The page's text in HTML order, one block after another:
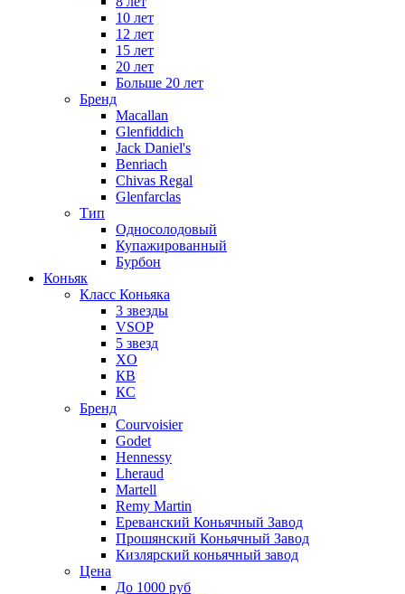
10 лет
12 лет
15 лет
20 лет
Больше 20 лет
Бренд
Macallan
Glenfiddich
Jack Daniel's
Benriach
Chivas Regal
Glenfarclas
Тип
Односолодовый
Купажированный
Бурбон
Коньяк
Класс Коньяка
3 звезды
VSOP
5 звезд
XO
КВ
КС
Бренд
Courvoisier
Godet
Hennessy
Lheraud
Martell
Remy Martin
Ереванский Коньячный Завод
Прошянский Коньячный Завод
Кизлярский коньячный завод
Цена
До 1000 руб